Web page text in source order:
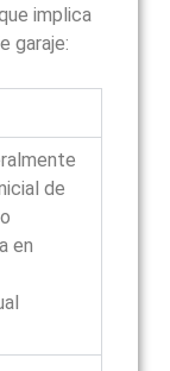
implica
garaje:
de
en